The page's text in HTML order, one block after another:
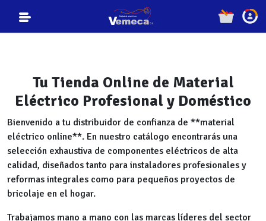
Tu Tienda Online de Material
Eléctrico Profesional y Doméstico
Bienvenido a tu distribuidor de confianza de **material
eléctrico online**. En nuestro catálogo encontrarás una
selección exhaustiva de componentes eléctricos de alta
calidad, diseñados tanto para instaladores profesionales y
reformas integrales como para pequeños proyectos de
bricolaje en el hogar.
Trabajamos mano a mano con las marcas líderes del sector